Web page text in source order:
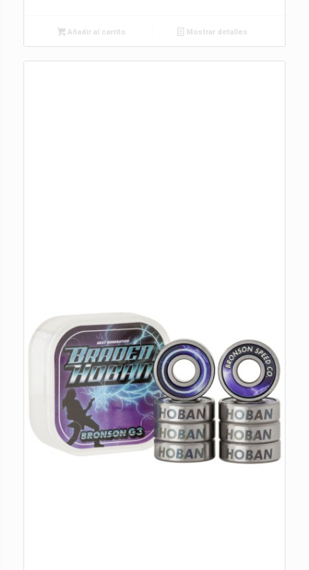
Añadir al carrito Mostrar detalles